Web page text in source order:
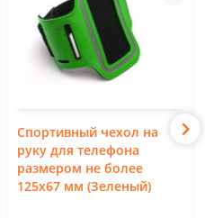
Спортивный чехол на
руку для телефона
размером не более
125х67 мм (Зеленый)